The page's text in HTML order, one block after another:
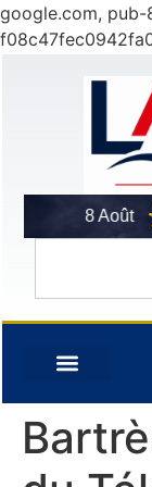
google.com, pub-
8 Août